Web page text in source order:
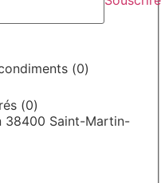
(0)
(0)
38400 Saint-Martin-